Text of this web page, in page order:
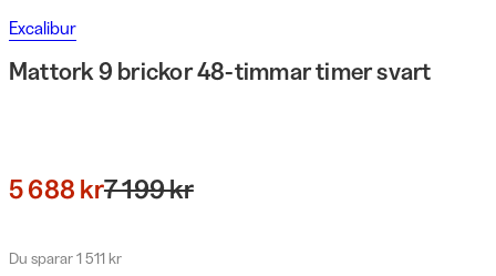
Excalibur
Mattork 9 brickor 48-timmar timer svart
5 688 kr7 199 kr
Du sparar 1 511 kr